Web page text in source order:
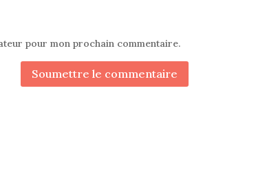
pour mon prochain commentaire.
Soumettre le commentaire